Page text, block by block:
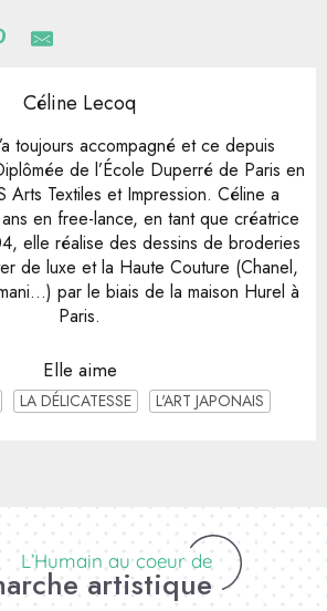
Céline Lecoq
toujours accompagné et ce depuis
de l’École Duperré de Paris en
Arts Textiles et Impression. Céline a
en free-lance, en tant que créatrice
elle réalise des dessins de broderies
de luxe et la Haute Couture (Chanel,
par le biais de la maison Hurel à
Paris.
Elle aime
LA DÉLICATESSE L'ART JAPONAIS
L’Humain au coeur de
artistique